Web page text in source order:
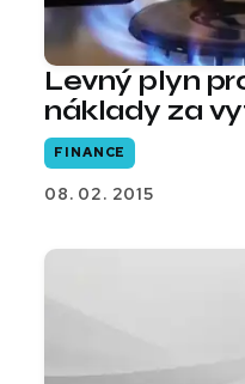
Levný plyn
náklady za
FINANCE
08. 02. 2015